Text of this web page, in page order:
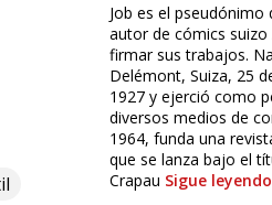
Job es el pseudónimo
autor de cómics suizo
firmar sus trabajos.
Delémont, Suiza, 25
1927 y ejerció como
diversos medios de
1964, funda una
que se lanza bajo el
Crapau Sigue leyendo